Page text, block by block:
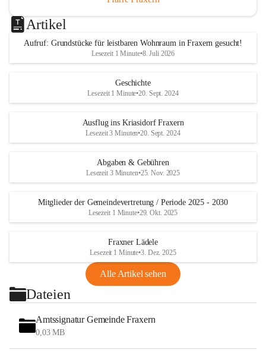
Artikel
Aufruf: Grundstücke für leistbaren Wohnraum in Fraxern gesucht!
Lesezeit 1 Minute•8. Juli 2026
Geschichte
Lesezeit 1 Minute•20. Sept. 2024
Ausflug ins Kriasidorf Fraxern
Lesezeit 3 Minuten•20. Sept. 2024
Abgaben & Gebühren
Lesezeit 3 Minuten•25. Nov. 2025
Mitglieder der Gemeindevertretung / Periode 2025 - 2030
Lesezeit 1 Minute•29. Okt. 2025
Fraxner Lädele
Lesezeit 1 Minute•3. Dez. 2025
Alle Artikel sehen
Dateien
Amtssignatur Gemeinde Fraxern
0,03 MB